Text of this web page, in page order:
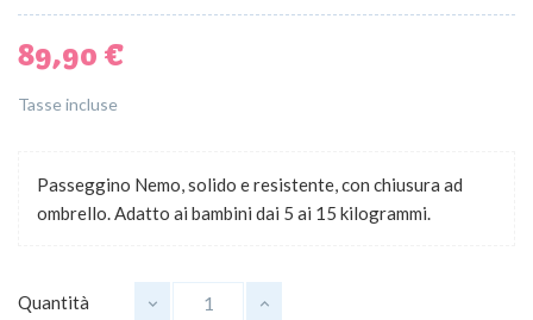
89,90 €
Tasse incluse
Passeggino Nemo, solido e resistente, con chiusura ad
ombrello. Adatto ai bambini dai 5 ai 15 kilogrammi.
Quantità